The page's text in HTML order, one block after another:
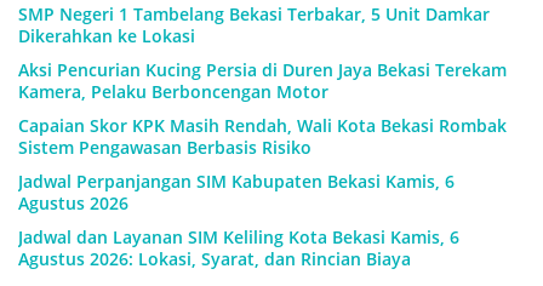
SMP Negeri 1 Tambelang Bekasi Terbakar, 5 Unit Damkar
Dikerahkan ke Lokasi
Aksi Pencurian Kucing Persia di Duren Jaya Bekasi Terekam
Kamera, Pelaku Berboncengan Motor
Capaian Skor KPK Masih Rendah, Wali Kota Bekasi Rombak
Sistem Pengawasan Berbasis Risiko
Jadwal Perpanjangan SIM Kabupaten Bekasi Kamis, 6
Agustus 2026
Jadwal dan Layanan SIM Keliling Kota Bekasi Kamis, 6
Agustus 2026: Lokasi, Syarat, dan Rincian Biaya